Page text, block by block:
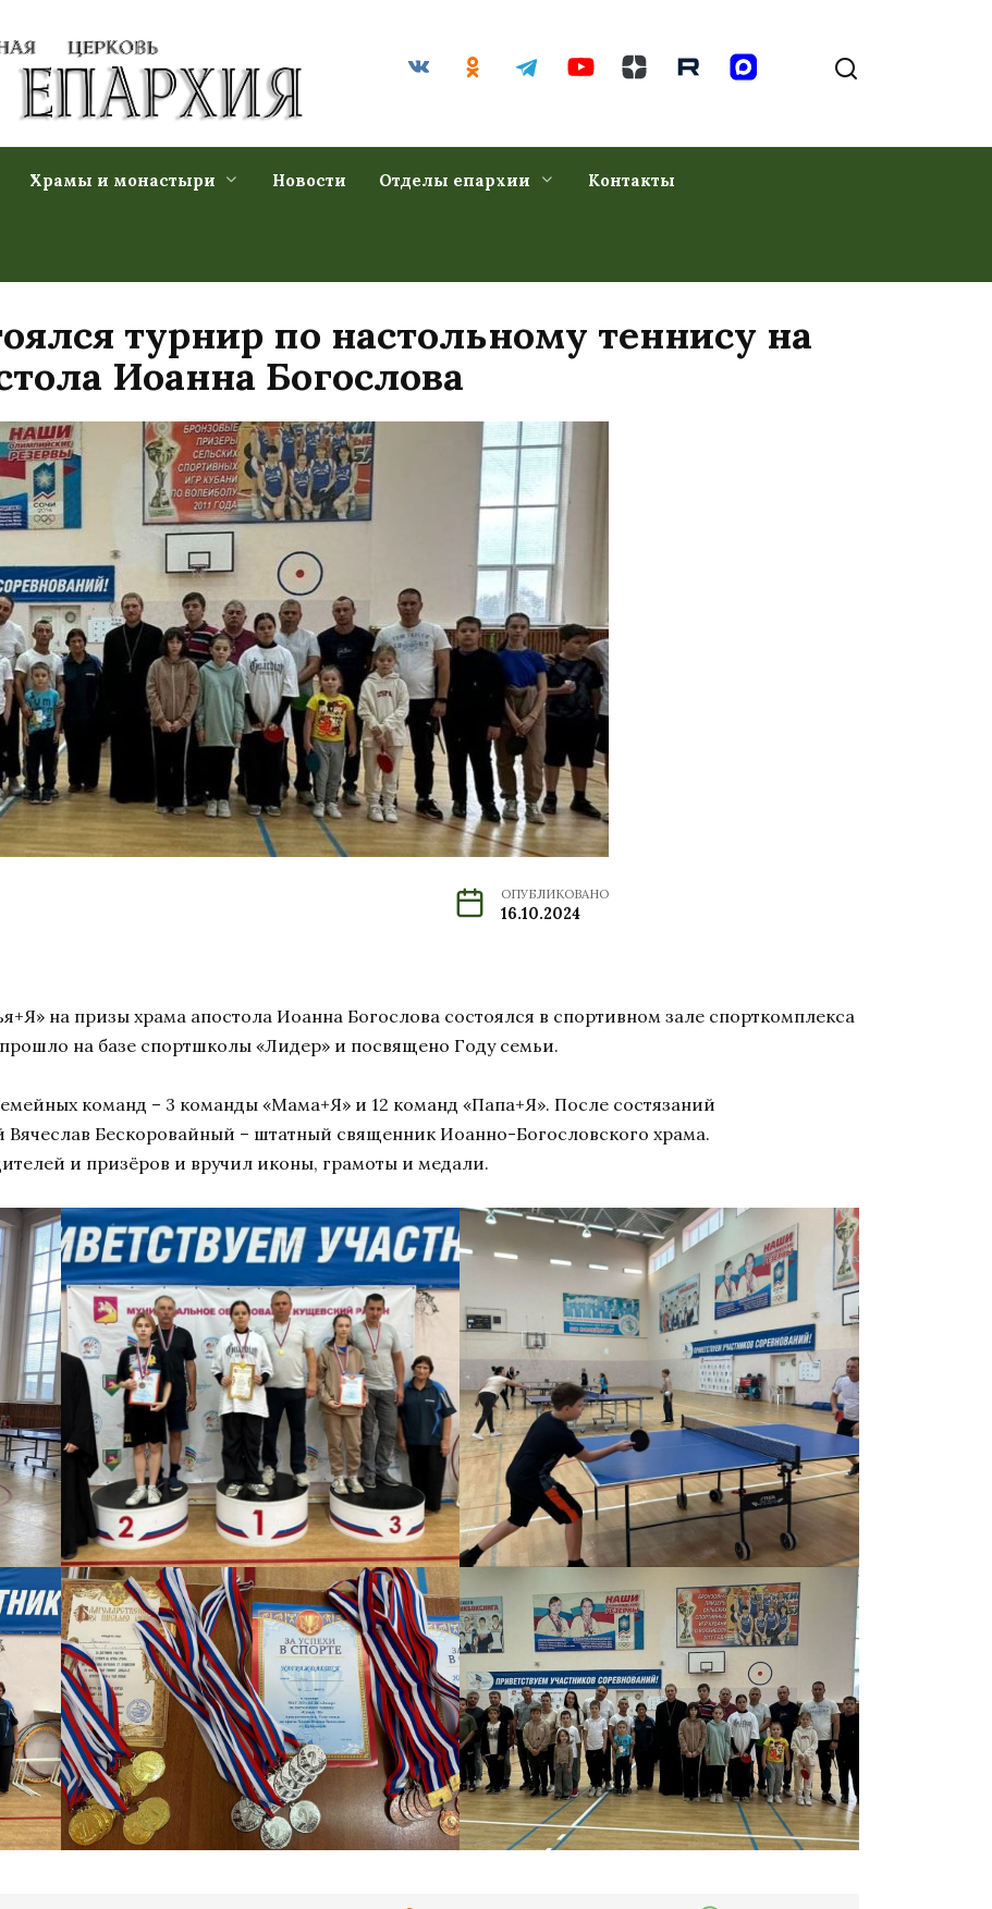
Храмы и монастыри Новости Отделы епархии Контакты
турнир по настольному теннису на
Иоанна Богослова
ОПУБЛИКОВАНО
16.10.2024
на призы храма апостола Иоанна Богослова состоялся в спортивном зале спорткомплекса
на базе спортшколы «Лидер» и посвящено Году семьи.
команд – 3 команды «Мама+Я» и 12 команд «Папа+Я». После состязаний
Вячеслав Бескоровайный – штатный священник Иоанно-Богословского храма.
и призёров и вручил иконы, грамоты и медали.